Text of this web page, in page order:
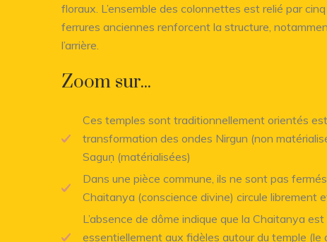
floraux. L’ensemble des colonnettes est relié par
ferrures anciennes renforcent la structure,
l’arrière.
Zoom sur...
Ces temples sont traditionnellement orientés
transformation des ondes Nirgun (non
Saguṇ (matérialisées)
Dans une pièce commune, ils ne sont pas
Chaitanya (conscience divine) circule librement
L’absence de dôme indique que la Chaitanya
essentiellement aux fidèles autour du temple (le